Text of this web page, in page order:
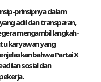
prinsipnya dalam
adil dan transparan,
mengambil langkah-
karyawan yang
bahwa Partai X
sosial dan